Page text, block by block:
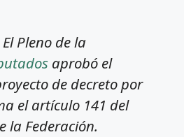
Pleno de la
aprobó el
de decreto por
el artículo 141 del
la Federación.